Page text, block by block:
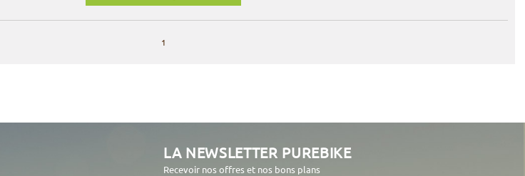
1
LA NEWSLETTER PUREBIKE
Recevoir nos offres et nos bons plans